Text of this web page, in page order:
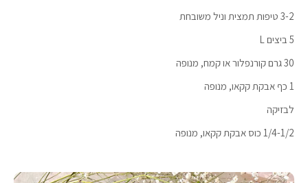
3-2 טיפות תמצית וניל משובחת
5 ביצים L
30 גרם קורנפלור או קמח, מנופה
1 כף אבקת קקאו, מנופה
לבזיקה
1/4-1/2 כוס אבקת קקאו, מנופה